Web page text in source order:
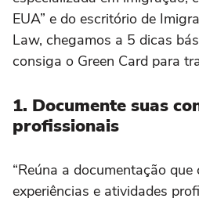
EUA” e do escritório de
Law, chegamos a 5 dicas
consiga o Green Card para
1. Documente suas
profissionais
“Reúna a documentação
experiências e atividades